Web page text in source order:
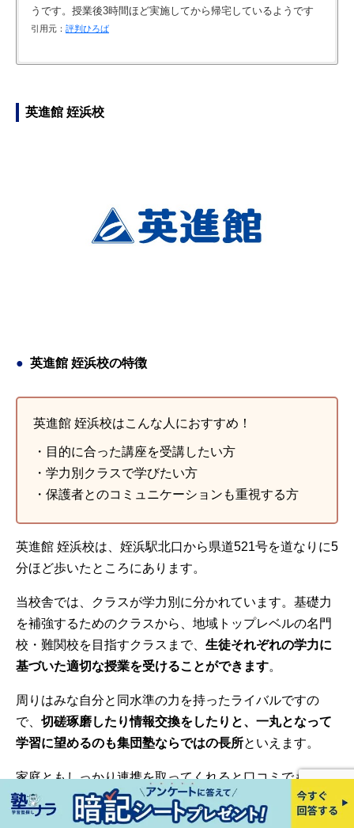
うです。授業後3時間ほど実施してから帰宅しているようです
引用元： 評判ひろば
引用元： 評判ひろば
引用元： 評判ひろば
引用元： 評判ひろば
引用元： 評判ひろば
英進館 姪浜校
英進館 姪浜校の特徴
英進館 姪浜校はこんな人におすすめ！
・目的に合った講座を受講したい方
・学力別クラスで学びたい方
・保護者とのコミュニケーションも重視する方
英進館 姪浜校は、姪浜駅北口から県道521号を道なりに5
分ほど歩いたところにあります。
当校舎では、クラスが学力別に分かれています。基礎力
を補強するためのクラスから、地域トップレベルの名門
校・難関校を目指すクラスまで、 生徒それぞれの学力に
基づいた適切な授業を受けることができます。
周りはみな自分と同水準の力を持ったライバルですの
で、 切磋琢磨したり情報交換をしたりと、一丸となって
学習に望めるのも集団塾ならではの長所といえます。
家庭ともしっかり連携を取ってくれると口コミでも評判
であり、保護者からの評価も高いようです。